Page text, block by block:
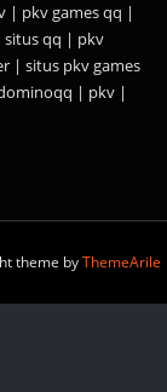
| pkv games qq |
situs qq | pkv
| situs pkv games
| pkv |
theme byThemeArile